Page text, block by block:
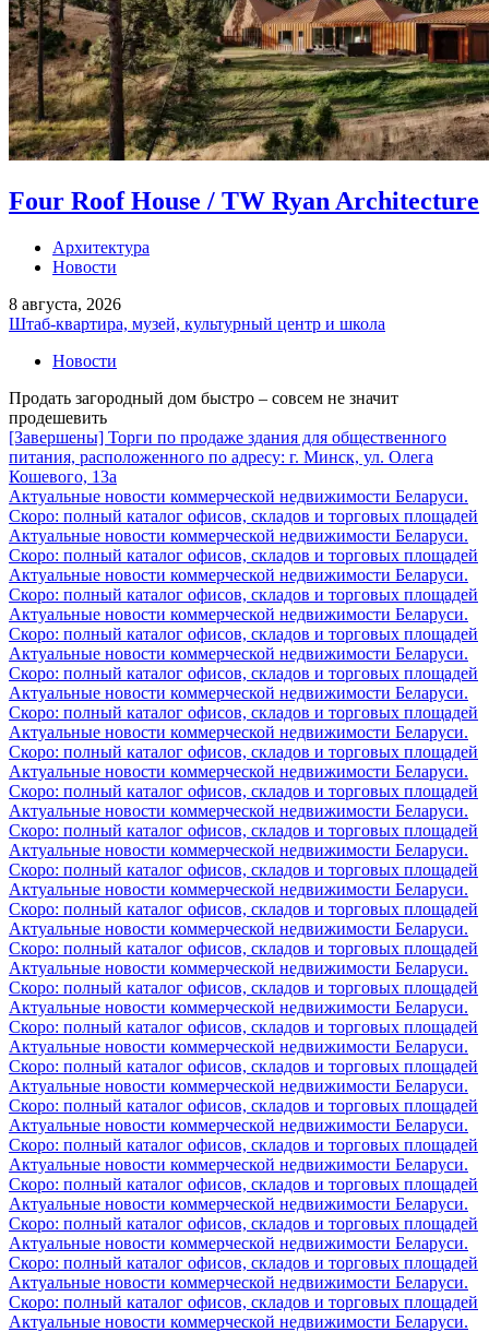
Four Roof House / TW Ryan Architecture
Архитектура
Новости
8 августа, 2026
Штаб-квартира, музей, культурный центр и школа
Новости
Продать загородный дом быстро – совсем не значит
продешевить
[Завершены] Торги по продаже здания для общественного
питания, расположенного по адресу: г. Минск, ул. Олега
Кошевого, 13а
Актуальные новости коммерческой недвижимости Беларуси.
Скоро: полный каталог офисов, складов и торговых площадей
Актуальные новости коммерческой недвижимости Беларуси.
Скоро: полный каталог офисов, складов и торговых площадей
Актуальные новости коммерческой недвижимости Беларуси.
Скоро: полный каталог офисов, складов и торговых площадей
Актуальные новости коммерческой недвижимости Беларуси.
Скоро: полный каталог офисов, складов и торговых площадей
Актуальные новости коммерческой недвижимости Беларуси.
Скоро: полный каталог офисов, складов и торговых площадей
Актуальные новости коммерческой недвижимости Беларуси.
Скоро: полный каталог офисов, складов и торговых площадей
Актуальные новости коммерческой недвижимости Беларуси.
Скоро: полный каталог офисов, складов и торговых площадей
Актуальные новости коммерческой недвижимости Беларуси.
Скоро: полный каталог офисов, складов и торговых площадей
Актуальные новости коммерческой недвижимости Беларуси.
Скоро: полный каталог офисов, складов и торговых площадей
Актуальные новости коммерческой недвижимости Беларуси.
Скоро: полный каталог офисов, складов и торговых площадей
Актуальные новости коммерческой недвижимости Беларуси.
Скоро: полный каталог офисов, складов и торговых площадей
Актуальные новости коммерческой недвижимости Беларуси.
Скоро: полный каталог офисов, складов и торговых площадей
Актуальные новости коммерческой недвижимости Беларуси.
Скоро: полный каталог офисов, складов и торговых площадей
Актуальные новости коммерческой недвижимости Беларуси.
Скоро: полный каталог офисов, складов и торговых площадей
Актуальные новости коммерческой недвижимости Беларуси.
Скоро: полный каталог офисов, складов и торговых площадей
Актуальные новости коммерческой недвижимости Беларуси.
Скоро: полный каталог офисов, складов и торговых площадей
Актуальные новости коммерческой недвижимости Беларуси.
Скоро: полный каталог офисов, складов и торговых площадей
Актуальные новости коммерческой недвижимости Беларуси.
Скоро: полный каталог офисов, складов и торговых площадей
Актуальные новости коммерческой недвижимости Беларуси.
Скоро: полный каталог офисов, складов и торговых площадей
Актуальные новости коммерческой недвижимости Беларуси.
Скоро: полный каталог офисов, складов и торговых площадей
Актуальные новости коммерческой недвижимости Беларуси.
Скоро: полный каталог офисов, складов и торговых площадей
Актуальные новости коммерческой недвижимости Беларуси.